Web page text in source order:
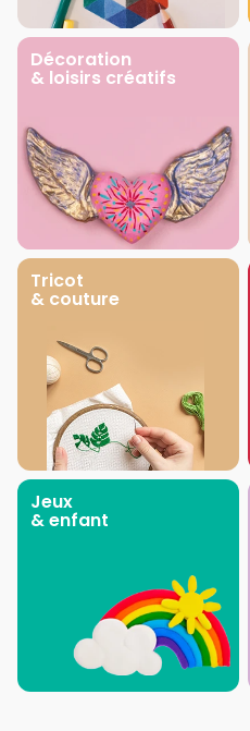
Décoration
& loisirs créatifs
Tricot
& couture
Jeux
& enfant